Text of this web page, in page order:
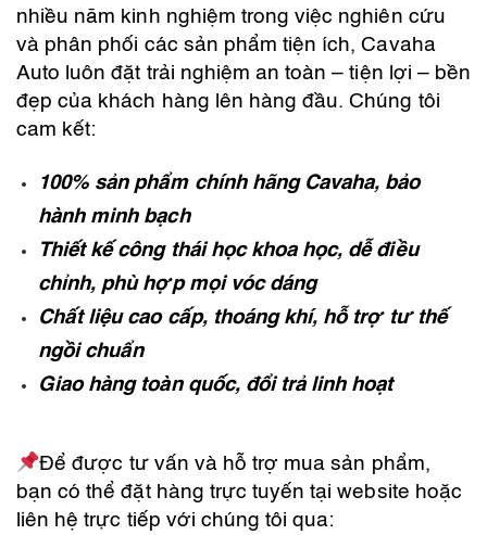
nhiều năm kinh nghiệm trong việc nghiên cứu
và phân phối các sản phẩm tiện ích, Cavaha
Auto luôn đặt trải nghiệm an toàn – tiện lợi – bền
đẹp của khách hàng lên hàng đầu. Chúng tôi
cam kết:
100% sản phẩm chính hãng Cavaha, bảo
hành minh bạch
Thiết kế công thái học khoa học, dễ điều
chỉnh, phù hợp mọi vóc dáng
Chất liệu cao cấp, thoáng khí, hỗ trợ tư thế
ngồi chuẩn
Giao hàng toàn quốc, đổi trả linh hoạt
Để được tư vấn và hỗ trợ mua sản phẩm,
bạn có thể đặt hàng trực tuyến tại website hoặc
liên hệ trực tiếp với chúng tôi qua: